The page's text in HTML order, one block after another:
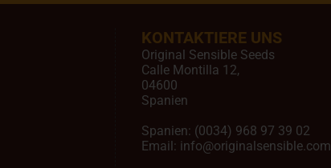
KONTAKTIERE UNS
Original Sensible Seeds
Calle Montilla 12,
04600
Spanien
Spanien: (0034) 968 97 39 02
Email: info@originalsensible.com